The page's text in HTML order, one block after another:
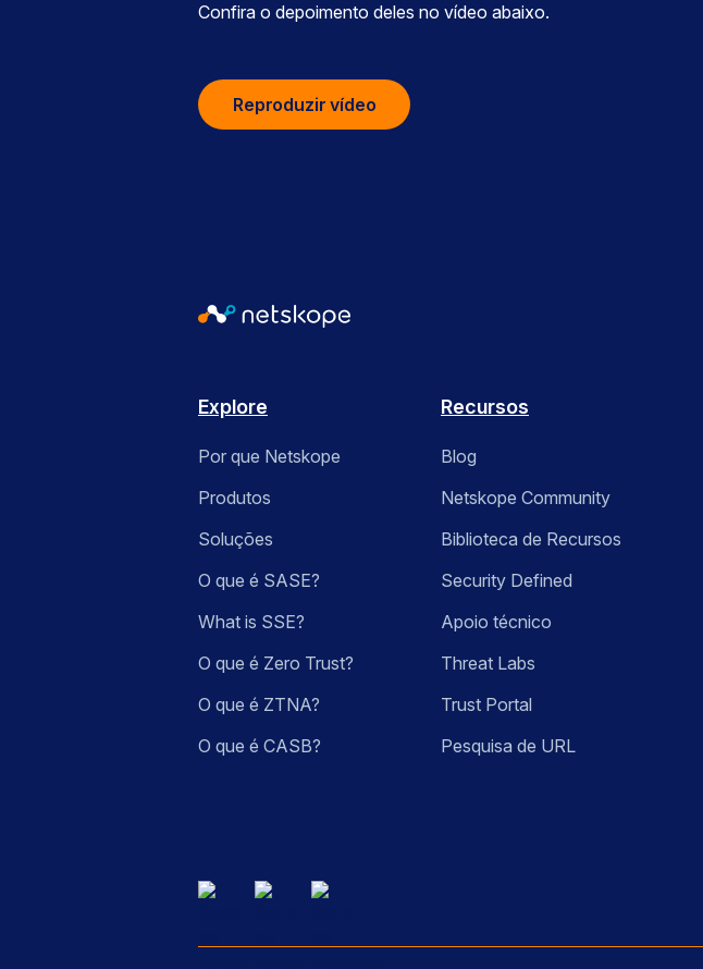
Confira o depoimento deles no vídeo abaixo.
Reproduzir vídeo
Explore
Por que Netskope
Produtos
Soluções
O que é SASE?
What is SSE?
O que é Zero Trust?
O que é ZTNA?
O que é CASB?
Recursos
Blog
Netskope Community
Biblioteca de Recursos
Security Defined
Apoio técnico
Threat Labs
Trust Portal
Pesquisa de URL